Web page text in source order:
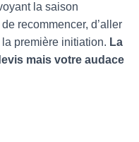
la saison
recommencer, d’aller
première initiation. La
mais votre audace